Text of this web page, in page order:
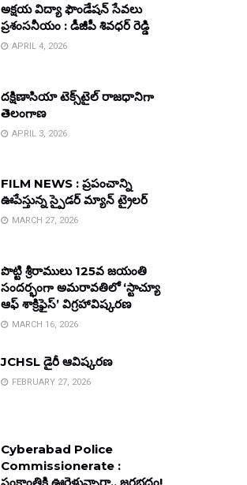
అక్షయ విద్యా ఫౌండేషన్ సేవలు
ప్రశంసనీయం : డీజీపీ శివధర్ రెడ్డి
APRIL 4, 2026
దక్షిణాసియా టెక్స్‌టైల్ రాజధానిగా
తెలంగాణ
APRIL 3, 2026
FILM NEWS : ప్రపంచాన్ని
ఊపేస్తున్న స్పైడర్ మ్యాన్ ట్రైలర్
MARCH 27, 2026
పొట్టి శ్రీరాములు 125వ జయంతి
సందర్భంగా అమరావతిలో ‘స్టాచ్యూ
ఆఫ్ శాక్రిఫైస్’ విగ్రహావిష్కరణ
MARCH 16, 2026
JCHSL డైరీ ఆవిష్కరణ
FEBRUARY 27, 2026
Cyberabad Police
Commissionerate :